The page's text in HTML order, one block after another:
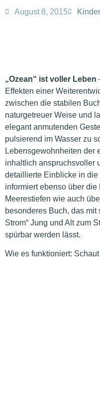
August 8, 2015
„Ozean“ ist voller Leben
Effekten einer
zwischen die stabilen
naturgetreuer Weise und
elegant anmutenden
pulsierend im Wasser zu
Lebensgewohnheiten der
inhaltlich anspruchsvoller
detaillierte Einblicke in
informiert ebenso über
Meerestiefen wie auch
besonderes Buch, das
Strom“ Jung und Alt zum
spürbar werden lässt.
Wie es funktioniert: